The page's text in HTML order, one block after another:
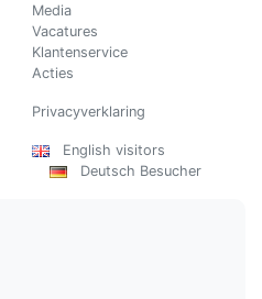
Media
Vacatures
Klantenservice
Acties
Privacyverklaring
English visitors
Deutsch Besucher